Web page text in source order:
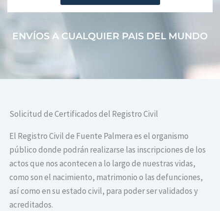
ENVÍOS A CUALQUIER PAIS DEL MUNDO
Solicitud de Certificados del Registro Civil
El Registro Civil de Fuente Palmera es el organismo
público donde podrán realizarse las inscripciones de los
actos que nos acontecen a lo largo de nuestras vidas,
como son el nacimiento, matrimonio o las defunciones,
así como en su estado civil, para poder ser validados y
acreditados.